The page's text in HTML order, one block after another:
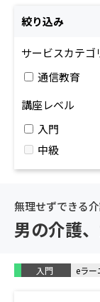
絞り込み
サービスカテゴ
通信教育
講座レベル
入門
中級
無理せずできる
男の介護
入門 eラー